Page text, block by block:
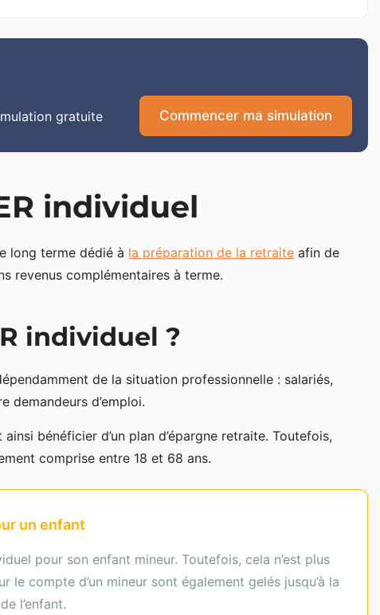
gratuite Commencer ma simulation
individuel
long terme dédié à la préparation de la retraite afin de
revenus complémentaires à terme.
individuel ?
de la situation professionnelle : salariés,
demandeurs d’emploi.
bénéficier d’un plan d’épargne retraite. Toutefois,
comprise entre 18 et 68 ans.
un enfant
pour son enfant mineur. Toutefois, cela n’est plus
compte d’un mineur sont également gelés jusqu’à la
l’enfant.